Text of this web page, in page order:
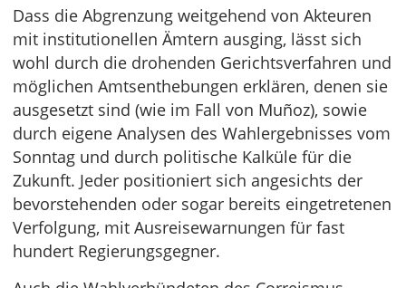
Dass die Abgrenzung weitgehend von Akteuren
mit institutionellen Ämtern ausging, lässt sich
wohl durch die drohenden Gerichtsverfahren und
möglichen Amtsenthebungen erklären, denen sie
ausgesetzt sind (wie im Fall von Muñoz), sowie
durch eigene Analysen des Wahlergebnisses vom
Sonntag und durch politische Kalküle für die
Zukunft. Jeder positioniert sich angesichts der
bevorstehenden oder sogar bereits eingetretenen
Verfolgung, mit Ausreisewarnungen für fast
hundert Regierungsgegner.